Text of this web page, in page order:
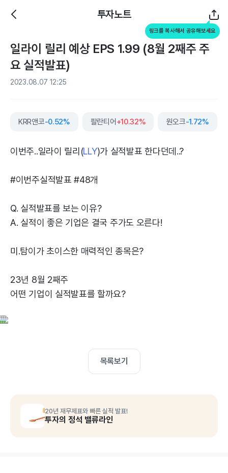
투자노트
링크를 복사해서 공유해보세요
일라이 릴리 예상 EPS 1.99 (8월 2째주 주
요 실적발표)
2023.08.07 12:25
KRR앤코-0.52% 팔란티어 +10.32% 원오크-1.72%
이번주..일라이 릴리(LLY)가 실적발표 한다던데..?
#이번주실적발표 #48개
Q. 실적발표를 보는 이유?
A. 실적이 좋은 기업은 결국 주가도 오른다!
미.탐이가 초이스한 매력적인 종목은?
23년 8월 2째주
어떤 기업이 실적발표를 할까요?
목록보기
20년 재무제표와 빠른 실적 발표!
투자의 정석 밸류라인